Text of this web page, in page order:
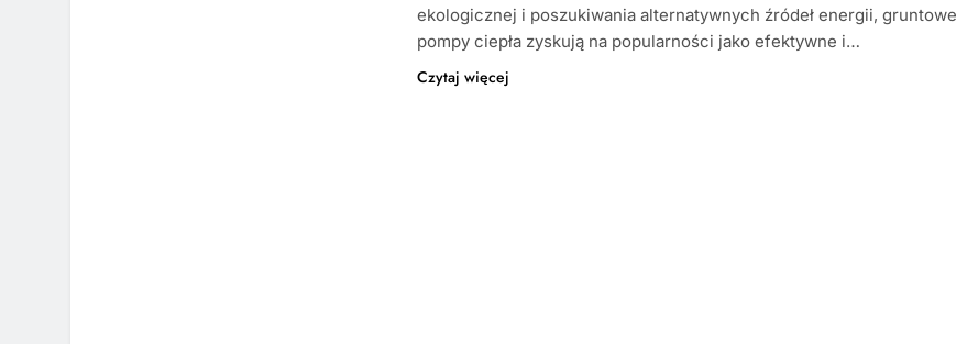
ekologicznej i poszukiwania alternatywnych źródeł energii, gruntowe
pompy ciepła zyskują na popularności jako efektywne i…
Czytaj więcej